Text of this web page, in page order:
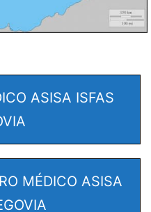
ASISA ISFAS
MÉDICO ASISA